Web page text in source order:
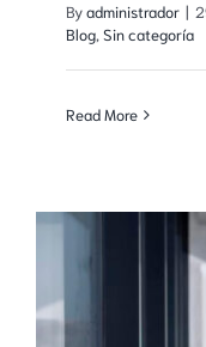
Byadministrador |
Blog, Sin categoría
Read More